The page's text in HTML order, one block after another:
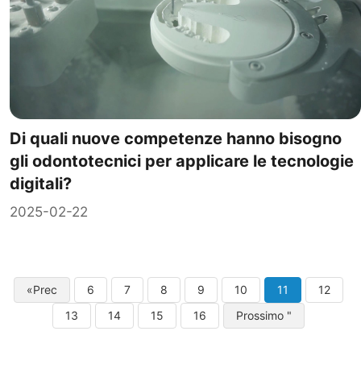
Di quali nuove competenze hanno bisogno
gli odontotecnici per applicare le tecnologie
digitali?
2025-02-22
«Prec 6 7 8 9 10 11
12
13
14 15 16 Prossimo "